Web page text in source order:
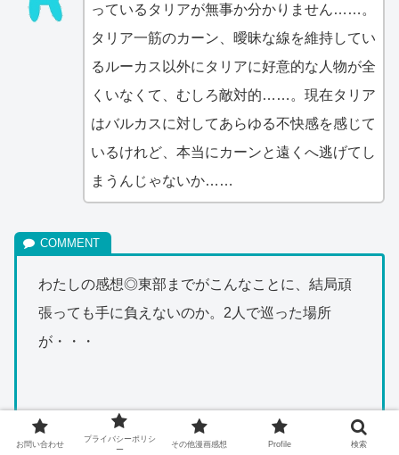
っているタリアが無事か分かりません……。
タリア一筋のカーン、曖昧な線を維持してい
るルーカス以外にタリアに好意的な人物が全
くいなくて、むしろ敵対的……。現在タリア
はバルカスに対してあらゆる不快感を感じて
いるけれど、本当にカーンと遠くへ逃げてし
まうんじゃないか……
わたしの感想◎東部までがこんなことに、結局頑
張っても手に負えないのか。2人で巡った場所
が・・・
お問い合わせ
プライバシーポリシ
ー
その他漫画感想 Profile 検索